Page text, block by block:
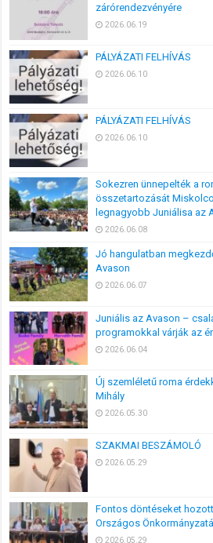
zárórendezvényére
2026.06.19
PÁLYÁZATI FELHÍVÁS
2026.06.10
PÁLYÁZATI FELHÍVÁS
2026.06.10
Sokezren ünnepelték a
összetartozását
legnagyobb Juniálisa az
2026.06.08
Jó hangulatban
Avason
2026.06.07
Juniális az Avason –
programokkal várják az
2026.06.04
Új szemléletű roma
Mihály
2026.05.30
SZAKMAI BESZÁMOLÓ
2026.05.29
Fontos döntéseket
Országos
2026.05.29